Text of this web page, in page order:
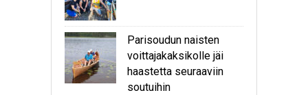
Parisoudun naisten
voittajakaksikolle jäi
haastetta seuraaviin
soutuihin